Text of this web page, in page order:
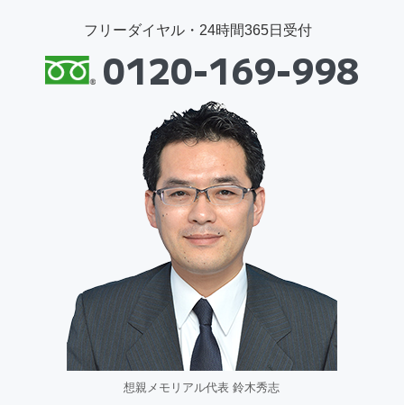
フリーダイヤル・24時間365日受付
0120-169-998
想親メモリアル代表 鈴木秀志